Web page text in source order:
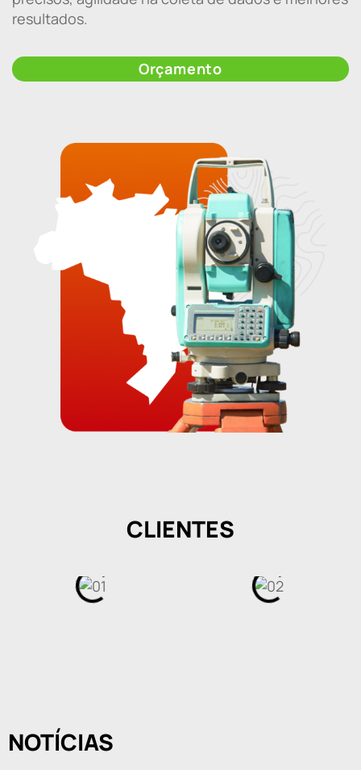
resultados.
Orçamento
CLIENTES
NOTÍCIAS